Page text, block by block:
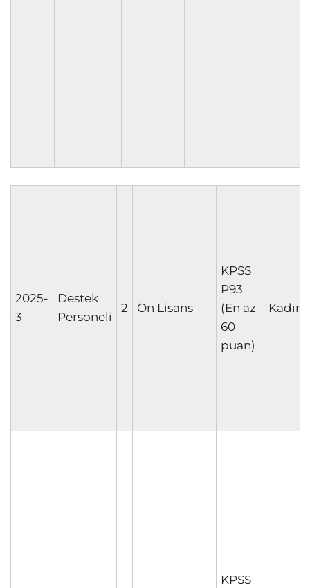
2025-
3
Destek
Personeli
2 Ön Lisans
KPSS
P93
(En az
60
puan)
Kadın
KPSS